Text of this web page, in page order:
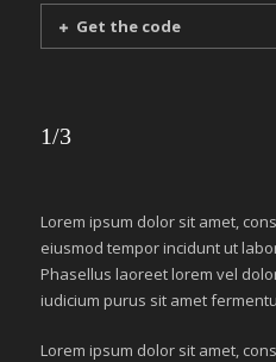
Get the code
1/3
Lorem ipsum dolor sit amet,
eiusmod tempor incidunt ut
Phasellus laoreet lorem vel
iudicium purus sit amet
Lorem ipsum dolor sit amet,